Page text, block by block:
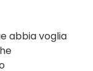
abbia voglia